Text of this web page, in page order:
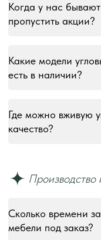
Когда у нас
пропустить акции?
Какие модели
есть в наличии?
Где можно вживую
качество?
Сколько времени
мебели под заказ?
защищены. Тексты,
материалы на сайте являются
права и охраняются в